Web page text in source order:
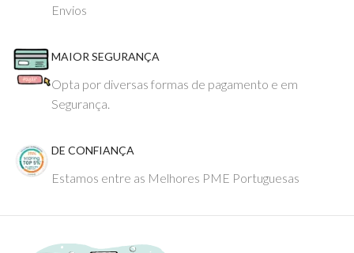
Envios
MAIOR SEGURANÇA
Opta por diversas formas de pagamento e em
Segurança.
DE CONFIANÇA
Estamos entre as Melhores PME Portuguesas